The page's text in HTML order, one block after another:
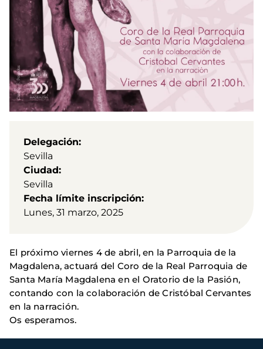
Delegación
Sevilla
Ciudad
Sevilla
Fecha límite inscripción
Lunes, 31 marzo, 2025
El próximo viernes 4 de abril, en la Parroquia de la
Magdalena, actuará del Coro de la Real Parroquia de
Santa María Magdalena en el Oratorio de la Pasión,
contando con la colaboración de Cristóbal Cervantes
en la narración.
Os esperamos.